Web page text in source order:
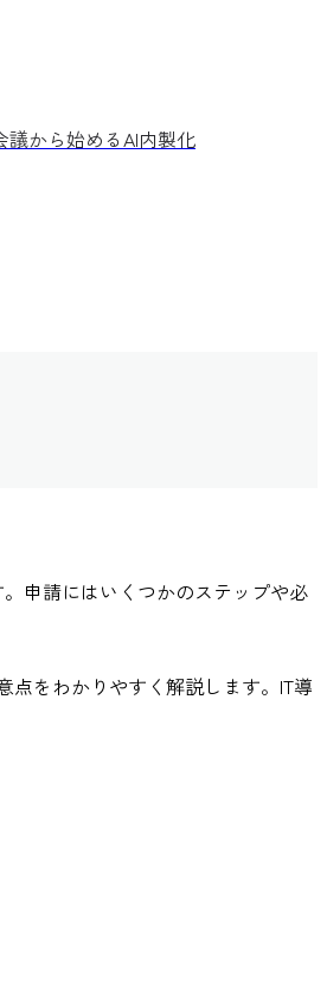
議から始めるAI内製化
申請にはいくつかのステップや必
点をわかりやすく解説します。IT導